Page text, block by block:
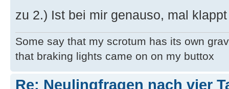
zu 2.) Ist bei mir genauso, mal
Some say that my scrotum has its own
that braking lights came on on my buttox
Re: Neulingfragen nach vier